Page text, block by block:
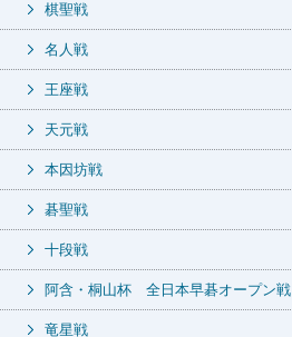
棋聖戦
名人戦
王座戦
天元戦
本因坊戦
碁聖戦
十段戦
阿含・桐山杯 全日本早碁オープン戦
竜星戦